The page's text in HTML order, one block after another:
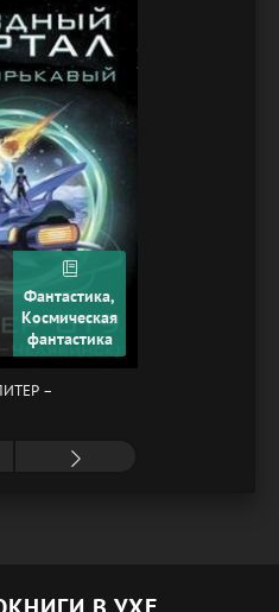
Фантастика,
Космическая
фантастика
–